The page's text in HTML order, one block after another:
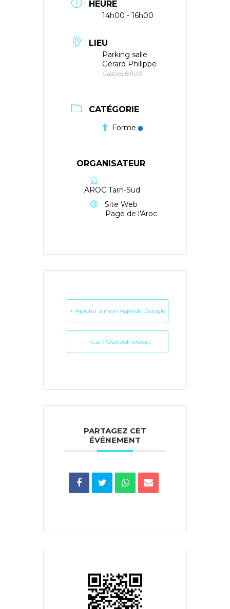
HEURE
14h00 - 16h00
LIEU
Parking salle
Gérard Philippe
Castres 81100
CATÉGORIE
Forme
ORGANISATEUR
AROC Tarn-Sud
Site Web
Page de l'Aroc
+ Ajouter à mon Agenda Google
+ iCal / Outlook export
PARTAGEZ CET
ÉVÉNEMENT